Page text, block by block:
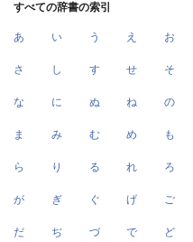
すべての辞書の索引
あ い う え お
さ し す せ そ
な に ぬ ね の
ま み む め も
ら り る れ ろ
が ぎ ぐ げ ご
だ ぢ づ で ど